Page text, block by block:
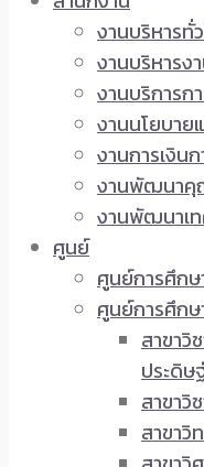
งานบริหารทั่
งานบริหารง
งานบริการก
งานนโยบาย
งานการเงิน
งานพัฒนาคุ
งานพัฒนาเท
ศูนย์
ศูนย์การศึก
ศูนย์การศึกษ
สาขา
ประดิษ
สาขาวิ
สาขาวิ